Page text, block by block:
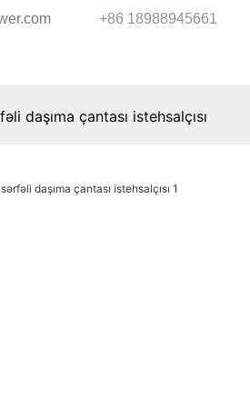
+86 18988945661
daşıma çantası istehsalçısı